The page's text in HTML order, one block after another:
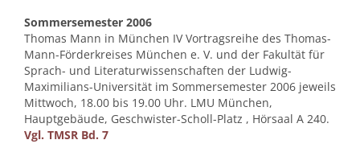
Sommersemester 2006
Thomas Mann in München IV Vortragsreihe des Thomas-
Mann-Förderkreises München e. V. und der Fakultät für
Sprach- und Literaturwissenschaften der Ludwig-
Maximilians-Universität im Sommersemester 2006 jeweils
Mittwoch, 18.00 bis 19.00 Uhr. LMU München,
Hauptgebäude, Geschwister-Scholl-Platz , Hörsaal A 240.
Vgl. TMSR Bd. 7